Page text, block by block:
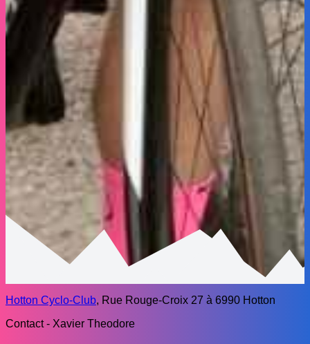
Hotton Cyclo-Club, Rue Rouge-Croix 27 à 6990 Hotton
Contact - Xavier Theodore